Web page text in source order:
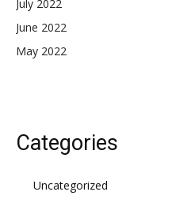
July 2022
June 2022
May 2022
Categories
Uncategorized